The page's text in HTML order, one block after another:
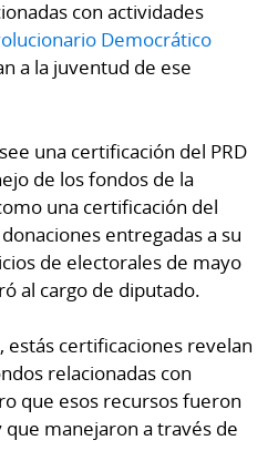
con actividades
Democrático
a la juventud de ese
una certificación del PRD
de los fondos de la
una certificación del
entregadas a su
de electorales de mayo
al cargo de diputado.
estás certificaciones revelan
relacionadas con
que esos recursos fueron
manejaron a través de